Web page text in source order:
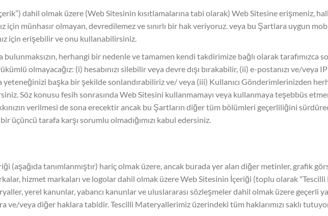
dahil olmak üzere (Web Sitesinin kısıtlamalarına tabi olarak) Web Sitesine erişmeniz,
münhasır olmayan, devredilemez ve sınırlı bir hak veriyoruz. veya bu Şartlara uygun
için erişebilir ve onu kullanabilirsiniz.
herhangi bir nedenle ve tamamen kendi takdirimize bağlı olarak tarafımızca
olmayacağız: (i) hesabınızı silebilir veya devre dışı bırakabilir, (ii) e-postanızı ve/veya
yeteneğinizi başka bir şekilde sonlandırabiliriz ve/ veya (iii) Kullanıcı Gönderimlerinizden
Söz konusu fesih sonrasında Web Sitesini kullanmamayı veya kullanmaya teşebbüs
verilmesi de sona erecektir ancak bu Şartların diğer tüm bölümleri geçerliliğini
üçüncü tarafa karşı sorumlu olmadığımızı kabul edersiniz.
(aşağıda tanımlanmıştır) hariç olmak üzere, ancak burada yer alan diğer metinler, grafik
hizmet markaları ve logolar dahil olmak üzere Web Sitesinin İçeriği (toplu olarak
yerel kanunlar, yabancı kanunlar ve uluslararası sözleşmeler dahil olmak üzere geçerli
ve/veya diğer haklara tabidir. Tescilli Materyallerimiz üzerindeki tüm haklarımızı saklı